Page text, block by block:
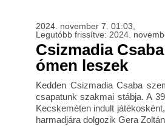
2024. november 7. 01:03,
Legutóbb frissítve: 2024.
Csizmadia
ómen leszek
Kedden Csizmadia Csaba
csapatunk szakmai stábja. A
Kecskeméten indult
harmadjára dolgozik Gera